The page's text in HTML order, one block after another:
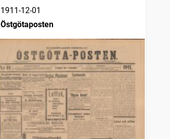
1911-12-01
Östgötaposten